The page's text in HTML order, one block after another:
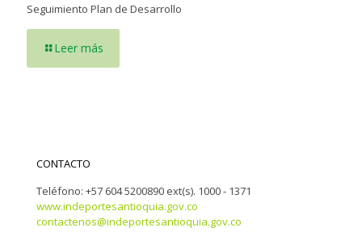
Seguimiento Plan de Desarrollo
Leer más
CONTACTO
Teléfono: +57 604 5200890 ext(s). 1000 - 1371
www.indeportesantioquia.gov.co
contactenos@indeportesantioquia.gov.co